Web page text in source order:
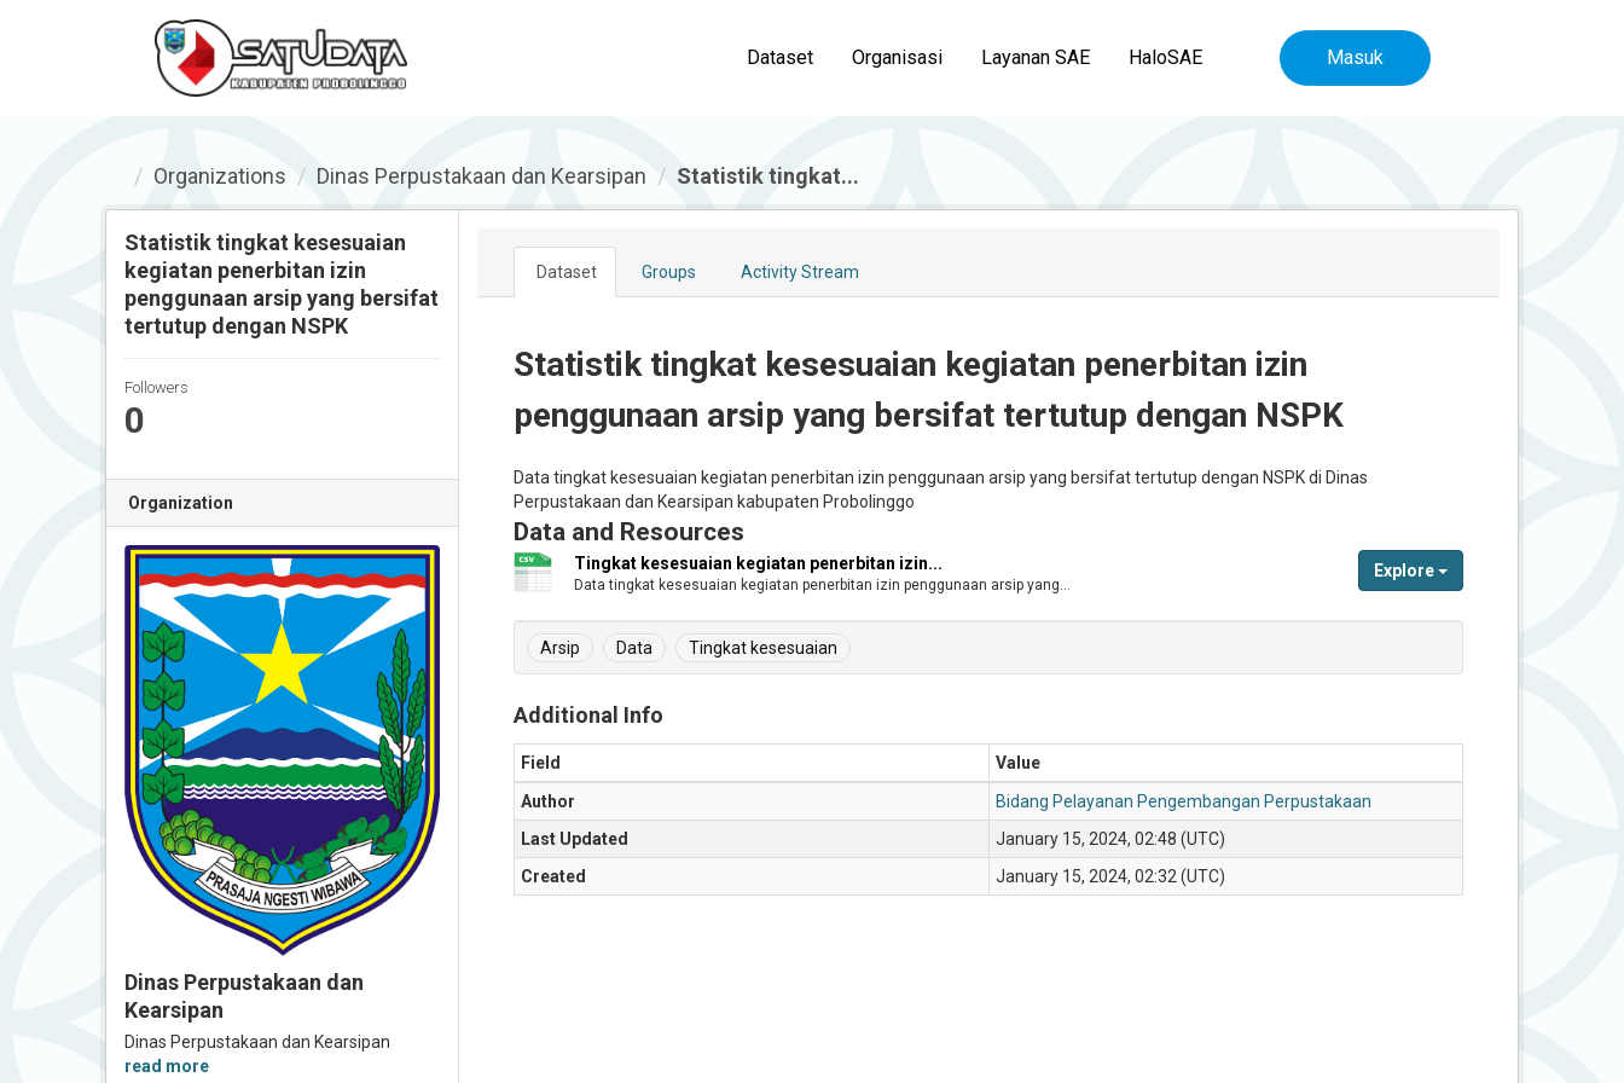
Dataset Organisasi Layanan SAE HaloSAE Masuk
Organizations Dinas Perpustakaan dan Kearsipan Statistik tingkat...
Statistik tingkat kesesuaian
kegiatan penerbitan izin
penggunaan arsip yang bersifat
tertutup dengan NSPK
Followers
0
Organization
Dinas Perpustakaan dan
Kearsipan
Dinas Perpustakaan dan Kearsipan
read more
Dataset Groups Activity Stream
Statistik tingkat kesesuaian kegiatan penerbitan izin
penggunaan arsip yang bersifat tertutup dengan NSPK
Data tingkat kesesuaian kegiatan penerbitan izin penggunaan arsip yang bersifat tertutup dengan NSPK di Dinas
Perpustakaan dan Kearsipan kabupaten Probolinggo
Data and Resources
Tingkat kesesuaian kegiatan penerbitan izin...
Data tingkat kesesuaian kegiatan penerbitan izin penggunaan arsip yang...
Explore
Arsip Data Tingkat kesesuaian
Additional Info
Field
Value
Author
Bidang Pelayanan Pengembangan Perpustakaan
Last Updated
January 15, 2024, 02:48 (UTC)
Created
January 15, 2024, 02:32 (UTC)